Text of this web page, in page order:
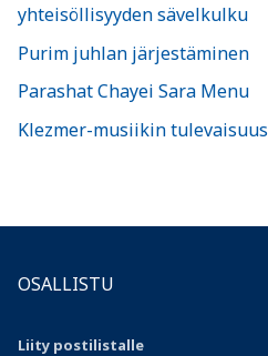
yhteisöllisyyden sävelkulku
Purim juhlan järjestäminen
Parashat Chayei Sara Menu
Klezmer-musiikin tulevaisuus
OSALLISTU
Liity postilistalle